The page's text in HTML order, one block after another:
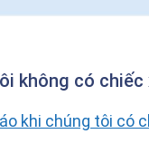
không có
khi chúng tôi có